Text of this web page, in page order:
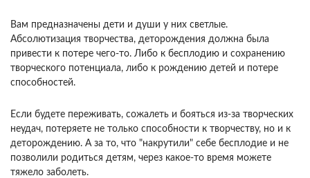
Вам предназначены дети и души у них светлые.
Абсолютизация творчества, деторождения должна была
привести к потере чего-то. Либо к бесплодию и сохранению
творческого потенциала, либо к рождению детей и потере
способностей.
Если будете переживать, сожалеть и бояться из-за творческих
неудач, потеряете не только способности к творчеству, но и к
деторождению. А за то, что "накрутили" себе бесплодие и не
позволили родиться детям, через какое-то время можете
тяжело заболеть.